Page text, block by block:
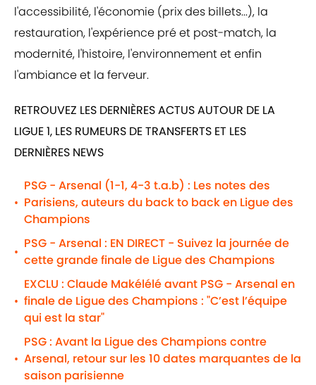
l'accessibilité, l'économie (prix des billets...), la
restauration, l'expérience pré et post-match, la
modernité, l'histoire, l'environnement et enfin
l'ambiance et la ferveur.
RETROUVEZ LES DERNIÈRES ACTUS AUTOUR DE LA
LIGUE 1, LES RUMEURS DE TRANSFERTS ET LES
DERNIÈRES NEWS
•
PSG - Arsenal (1-1, 4-3 t.a.b) : Les notes des
Parisiens, auteurs du back to back en Ligue des
Champions
•
PSG - Arsenal : EN DIRECT - Suivez la journée de
cette grande finale de Ligue des Champions
•
EXCLU : Claude Makélélé avant PSG - Arsenal en
finale de Ligue des Champions : "C’est l’équipe
qui est la star"
•
PSG : Avant la Ligue des Champions contre
Arsenal, retour sur les 10 dates marquantes de la
saison parisienne